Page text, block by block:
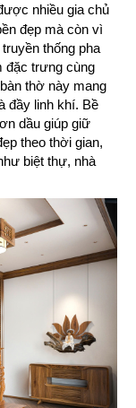
nhiều gia chủ
đẹp mà còn vì
thống pha
đặc trưng cùng
thờ này mang
đầy linh khí. Bề
dầu giúp giữ
theo thời gian,
biệt thự, nhà